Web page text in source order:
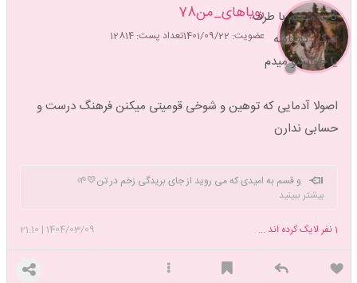
رویاهای_من78
عضویت: 1401/09/22 تعداد پست: 12814
کات میکنم با طرف
هرکی که باشه
یا جوابشو میدم
اصولا آدمایی که توهین و شوخی قومیتی میکنن فرهنگ درست و
حسابی ندارن
و قسم به امیدی که می روید از جای بریدگی زخم در تن💛🌱
بیشتر ببینید
1404/03/09
|
21:10 1نفر لایک کرده اند ...